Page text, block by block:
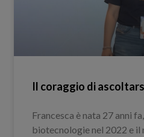
Il coraggio di
Francesca è nata 27 anni
biotecnologie nel 2022 e il